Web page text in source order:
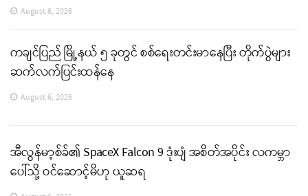
August 6, 2026
ကချင်ပြည် မြို့နယ် ၅ ခုတွင် စစ်ရေးတင်းမာနေပြီး တိုက်ပွဲများ
ဆက်လက်ပြင်းထန်နေ
August 6, 2026
အီလွန်မာ့စ်ခ်၏ SpaceX Falcon 9 ဒုံးပျံ အစိတ်အပိုင်း လကမ္ဘာ
ပေါ်သို့ ဝင်ဆောင့်မိဟု ယူဆရ